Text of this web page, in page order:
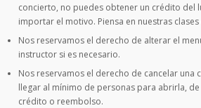
concierto, no puedes obtener un crédito del
importar el motivo. Piensa en nuestras
Nos reservamos el derecho de alterar el
instructor si es necesario.
Nos reservamos el derecho de cancelar una
llegar al mínimo de personas para abrirla,
crédito o reembolso.